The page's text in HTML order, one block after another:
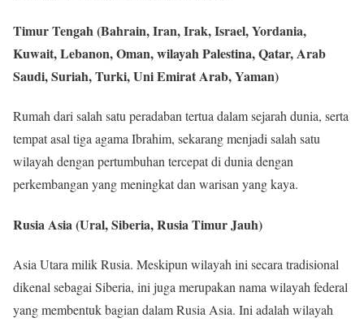
Timur Tengah (Bahrain, Iran, Irak, Israel, Yordania,
Kuwait, Lebanon, Oman, wilayah Palestina, Qatar, Arab
Saudi, Suriah, Turki, Uni Emirat Arab, Yaman)
Rumah dari salah satu peradaban tertua dalam sejarah dunia, serta
tempat asal tiga agama Ibrahim, sekarang menjadi salah satu
wilayah dengan pertumbuhan tercepat di dunia dengan
perkembangan yang meningkat dan warisan yang kaya.
Rusia Asia (Ural, Siberia, Rusia Timur Jauh)
Asia Utara milik Rusia. Meskipun wilayah ini secara tradisional
dikenal sebagai Siberia, ini juga merupakan nama wilayah federal
yang membentuk bagian dalam Rusia Asia. Ini adalah wilayah